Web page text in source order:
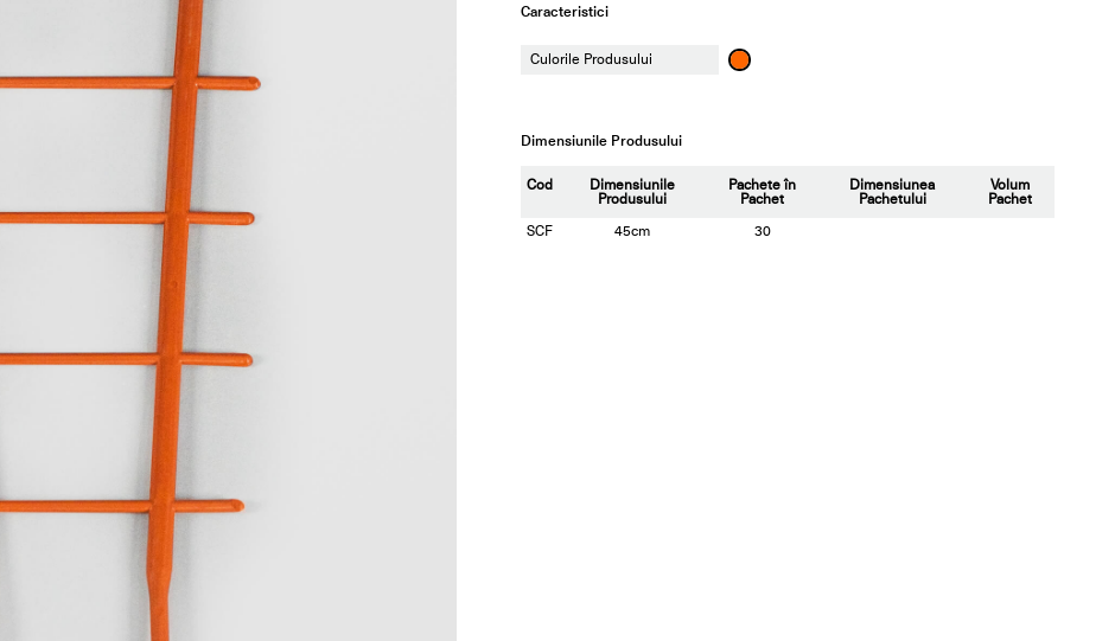
Caracteristici
Culorile Produsului
Dimensiunile Produsului
Cod Dimensiunile
Produsului
Pachete în
Pachet
Dimensiunea
Pachetului
Volum
Pachet
SCF
45cm 30